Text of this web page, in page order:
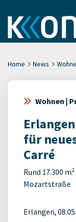
Home News
Wohnen |
für
Carré
Rund 17.300
Mozartstraße
Erlangen,